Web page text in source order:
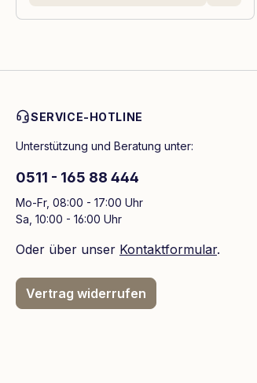
SERVICE-HOTLINE
Unterstützung und Beratung unter:
0511 - 165 88 444
Mo-Fr, 08:00 - 17:00 Uhr
Sa, 10:00 - 16:00 Uhr
Oder über unser Kontaktformular.
Vertrag widerrufen